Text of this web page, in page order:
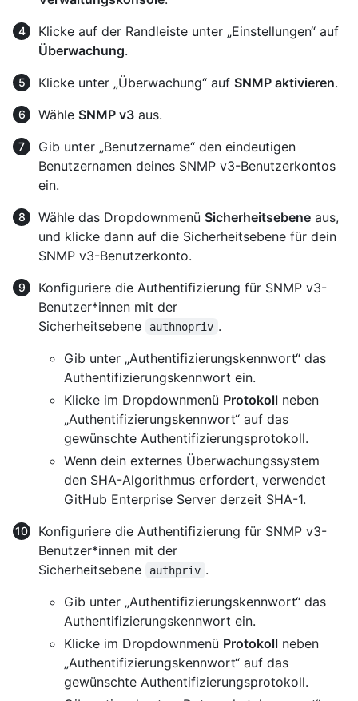
Klicke auf der Randleiste unter „Einstellungen“ auf
Überwachung.
Klicke unter „Überwachung“ auf SNMP aktivieren.
Wähle SNMP v3 aus.
Gib unter „Benutzername“ den eindeutigen
Benutzernamen deines SNMP v3-Benutzerkontos
ein.
Wähle das Dropdownmenü Sicherheitsebene aus,
und klicke dann auf die Sicherheitsebene für dein
SNMP v3-Benutzerkonto.
Konfiguriere die Authentifizierung für SNMP v3-
Benutzer*innen mit der
Sicherheitsebene
authnopriv .
Gib unter „Authentifizierungskennwort“ das
Authentifizierungskennwort ein.
Klicke im Dropdownmenü Protokoll neben
„Authentifizierungskennwort“ auf das
gewünschte Authentifizierungsprotokoll.
Wenn dein externes Überwachungssystem
den SHA-Algorithmus erfordert, verwendet
GitHub Enterprise Server derzeit SHA-1.
Konfiguriere die Authentifizierung für SNMP v3-
Benutzer*innen mit der
Sicherheitsebene
authpriv .
Gib unter „Authentifizierungskennwort“ das
Authentifizierungskennwort ein.
Klicke im Dropdownmenü Protokoll neben
„Authentifizierungskennwort“ auf das
gewünschte Authentifizierungsprotokoll.